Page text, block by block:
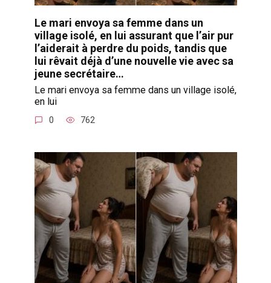
Le mari envoya sa femme dans un
village isolé, en lui assurant que l’air pur
l’aiderait à perdre du poids, tandis que
lui rêvait déjà d’une nouvelle vie avec sa
jeune secrétaire…
Le mari envoya sa femme dans un village isolé,
en lui
0 762